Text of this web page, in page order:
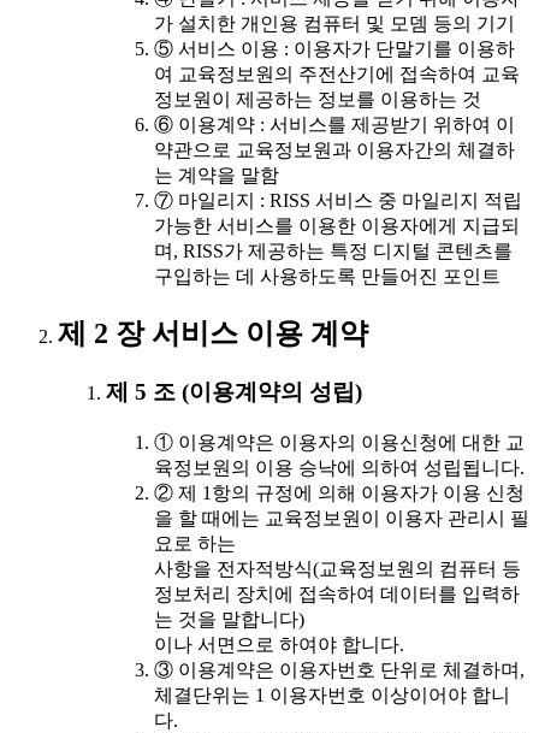
가 설치한 개인용 컴퓨터 및 모뎀 등의 기기
⑤ 서비스 이용 : 이용자가 단말기를 이용하
여 교육정보원의 주전산기에 접속하여 교육
정보원이 제공하는 정보를 이용하는 것
⑥ 이용계약 : 서비스를 제공받기 위하여 이
약관으로 교육정보원과 이용자간의 체결하
는 계약을 말함
⑦ 마일리지 : RISS 서비스 중 마일리지 적립
가능한 서비스를 이용한 이용자에게 지급되
며, RISS가 제공하는 특정 디지털 콘텐츠를
구입하는 데 사용하도록 만들어진 포인트
제 2 장 서비스 이용 계약
제 5 조 (이용계약의 성립)
① 이용계약은 이용자의 이용신청에 대한 교
육정보원의 이용 승낙에 의하여 성립됩니다.
② 제 1항의 규정에 의해 이용자가 이용 신청
을 할 때에는 교육정보원이 이용자 관리시 필
요로 하는
사항을 전자적방식(교육정보원의 컴퓨터 등
정보처리 장치에 접속하여 데이터를 입력하
는 것을 말합니다)
이나 서면으로 하여야 합니다.
③ 이용계약은 이용자번호 단위로 체결하며,
체결단위는 1 이용자번호 이상이어야 합니
다.